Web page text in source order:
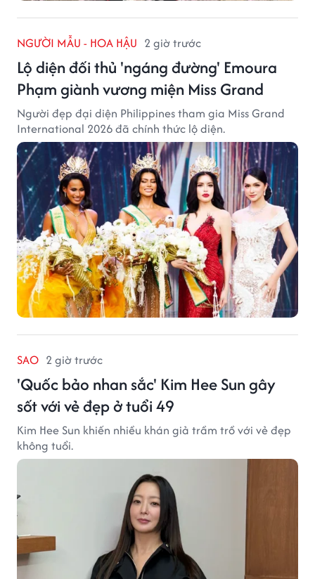
NGƯỜI MẪU - HOA HẬU 2 giờ trước
Lộ diện đối thủ 'ngáng đường' Emoura
Phạm giành vương miện Miss Grand
Người đẹp đại diện Philippines tham gia Miss Grand
International 2026 đã chính thức lộ diện.
SAO 2 giờ trước
'Quốc bảo nhan sắc' Kim Hee Sun gây
sốt với vẻ đẹp ở tuổi 49
Kim Hee Sun khiến nhiều khán giả trầm trồ với vẻ đẹp
không tuổi.